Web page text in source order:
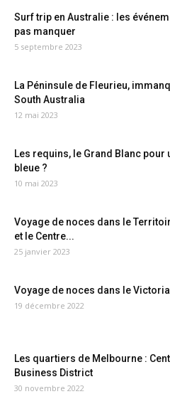
Surf trip en Australie : les
pas manquer
5 septembre 2023
La Péninsule de Fleurieu,
South Australia
12 mai 2023
Les requins, le Grand Blanc pour
bleue ?
10 mai 2023
Voyage de noces dans le
et le Centre...
25 janvier 2023
Voyage de noces dans le Victoria
19 décembre 2022
Les quartiers de Melbourne :
Business District
30 novembre 2022